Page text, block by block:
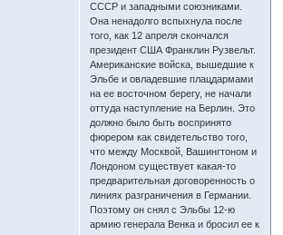
СССР и западными союзниками.
Она ненадолго вспыхнула после
того, как 12 апреля скончался
президент США Франклин Рузвельт.
Американские войска, вышедшие к
Эльбе и овладевшие плацдармами
на ее восточном берегу, не начали
оттуда наступление на Берлин. Это
должно было быть воспринято
фюрером как свидетельство того,
что между Москвой, Вашингтоном и
Лондоном существует какая-то
предварительная договоренность о
линиях разграничения в Германии.
Поэтому он снял с Эльбы 12-ю
армию генерала Венка и бросил ее к